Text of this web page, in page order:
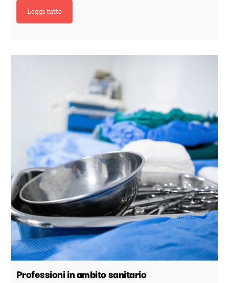
Leggi tutto
Professioni in ambito sanitario